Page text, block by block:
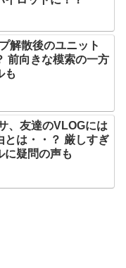
解散後のユニット
前向きな模索の一方
も
、友達のVLOGには
とは・・？ 厳しすぎ
に疑問の声も